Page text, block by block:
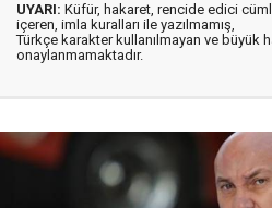
UYARI: Küfür, hakaret, rencide edici
içeren, imla kuralları ile yazılmamış,
Türkçe karakter kullanılmayan ve büyük
onaylanmamaktadır.